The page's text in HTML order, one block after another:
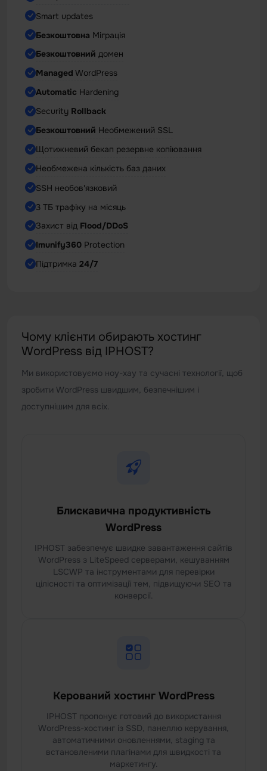
Smart updates
Безкоштовна Міграція
Безкоштовний домен
Managed WordPress
Automatic Hardening
Security Rollback
Безкоштовний Необмежений SSL
Щотижневий бекап резервне копіювання
Необмежена кількість баз даних
SSH необов'язковий
3 ТБ трафіку на місяць
Захист від Flood/DDoS
Imunify360 Protection
Підтримка 24/7
Чому клієнти обирають хостинг
WordPress від IPHOST?
Ми використовуємо ноу-хау та сучасні технології, щоб
зробити WordPress швидшим, безпечнішим і
доступнішим для всіх.
Блискавична продуктивність
WordPress
IPHOST забезпечує швидке завантаження сайтів
WordPress з LiteSpeed серверами, кешуванням
LSCWP та інструментами для перевірки
цілісності та оптимізації тем, підвищуючи SEO та
конверсії.
Керований хостинг WordPress
IPHOST пропонує готовий до використання
WordPress-хостинг із SSD, панеллю керування,
автоматичними оновленнями, staging та
встановленими плагінами для швидкості та
маркетингу.